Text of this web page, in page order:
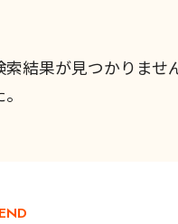
索結果が見つかりませ